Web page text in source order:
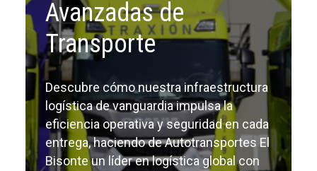
Avanzadas de
Transporte
Descubre cómo nuestra infraestructura
logística de vanguardia impulsa la
eficiencia operativa y seguridad en cada
entrega, haciendo de Autotransportes El
Bisonte un líder en logística global con